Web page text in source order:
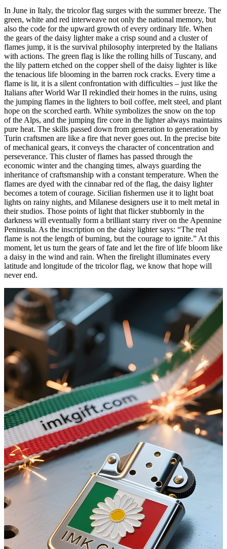
In June in Italy, the tricolor flag surges with the summer breeze. The
green, white and red interweave not only the national memory, but
also the code for the upward growth of every ordinary life. When
the gears of the daisy lighter make a crisp sound and a cluster of
flames jump, it is the survival philosophy interpreted by the Italians
with actions. The green flag is like the rolling hills of Tuscany, and
the lily pattern etched on the copper shell of the daisy lighter is like
the tenacious life blooming in the barren rock cracks. Every time a
flame is lit, it is a silent confrontation with difficulties – just like the
Italians after World War II rekindled their homes in the ruins, using
the jumping flames in the lighters to boil coffee, melt steel, and plant
hope on the scorched earth. White symbolizes the snow on the top
of the Alps, and the jumping fire core in the lighter always maintains
pure heat. The skills passed down from generation to generation by
Turin craftsmen are like a fire that never goes out. In the precise bite
of mechanical gears, it conveys the character of concentration and
perseverance. This cluster of flames has passed through the
economic winter and the changing times, always guarding the
inheritance of craftsmanship with a constant temperature. When the
flames are dyed with the cinnabar red of the flag, the daisy lighter
becomes a totem of courage. Sicilian fishermen use it to light boat
lights on rainy nights, and Milanese designers use it to melt metal in
their studios. Those points of light that flicker stubbornly in the
darkness will eventually form a brilliant starry river on the Apennine
Peninsula. As the inscription on the daisy lighter says: “The real
flame is not the length of burning, but the courage to ignite.” At this
moment, let us turn the gears of fate and let the fire of life bloom like
a daisy in the wind and rain. When the firelight illuminates every
latitude and longitude of the tricolor flag, we know that hope will
never end.